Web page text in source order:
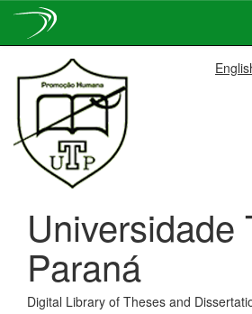
navigation
Universidade
Paraná
Digital Library of Theses and